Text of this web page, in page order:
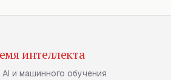
интеллекта
и машинного обучения